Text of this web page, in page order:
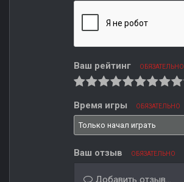
Ваш рейтинг ОБЯЗАТЕЛЬНО
Время игры ОБЯЗАТЕЛЬНО
Ваш отзыв ОБЯЗАТЕЛЬНО